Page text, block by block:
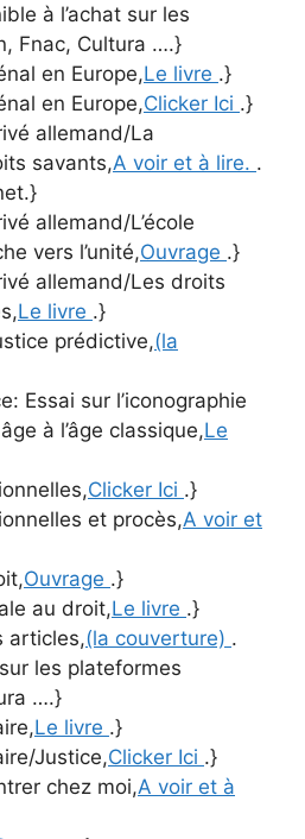
à l’achat sur les
Fnac, Cultura ….}
en Europe,Le livre .}
en Europe,Clicker Ici .}
allemand/La
savants,A voir et à lire. .
allemand/L’école
vers l’unité,Ouvrage .}
allemand/Les droits
Le livre .}
prédictive,(la
Essai sur l’iconographie
à l’âge classique,Le
Clicker Ici .}
et procès,A voir et
Ouvrage .}
au droit,Le livre .}
articles,(la couverture) .
les plateformes
….}
Le livre .}
Justice,Clicker Ici .}
chez moi,A voir et à